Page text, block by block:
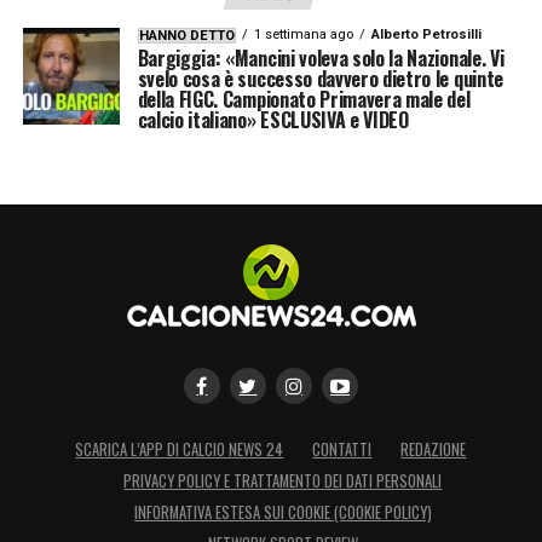
LA PLAYLIST DELLE NOSTRE TOP NEWS
HANNO DETTO 1 settimana ago Alberto Petrosilli
Bargiggia: «Mancini voleva solo la Nazionale. Vi
svelo cosa è successo davvero dietro le quinte
della FIGC. Campionato Primavera male del
calcio italiano» ESCLUSIVA e VIDEO
SCARICA L’APP DI CALCIO NEWS 24 CONTATTI
REDAZIONE
PRIVACY POLICY E TRATTAMENTO DEI DATI PERSONALI
INFORMATIVA ESTESA SUI COOKIE (COOKIE POLICY)